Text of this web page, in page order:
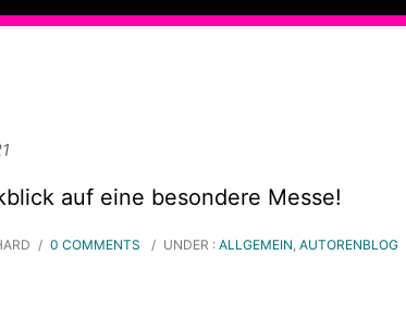
auf eine besondere Messe!
/ 0 COMMENTS / UNDER : ALLGEMEIN, AUTORENBLOG